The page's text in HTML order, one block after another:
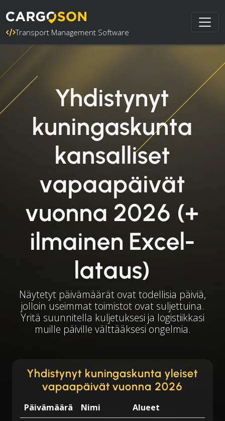
Transport Management Software
Yhdistynyt
kuningaskunta
kansalliset
vapaapäivät
vuonna 2026 (+
ilmainen Excel-
lataus)
Näytetyt päivämäärät ovat todellisia päiviä,
jolloin useimmat toimistot ovat suljettuina.
Yritä suunnitella kuljetuksesi ja logistiikkasi
muille päiville välttääksesi ongelmia.
Yhdistynyt kuningaskunta yleiset
vapaapäivät vuonna 2026
Päivämäärä Nimi
Alueet